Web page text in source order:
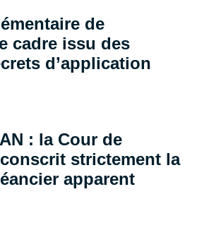
de
cadre issu des
d’application
: la Cour de
strictement la
apparent